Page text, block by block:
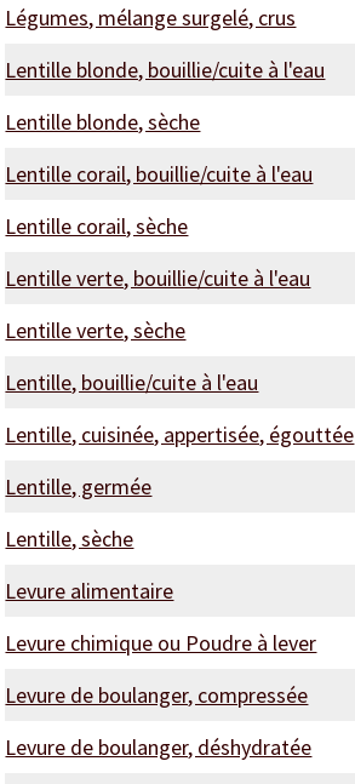
Légumes, mélange surgelé, crus
Lentille blonde, bouillie/cuite à l'eau
Lentille blonde, sèche
Lentille corail, bouillie/cuite à l'eau
Lentille corail, sèche
Lentille verte, bouillie/cuite à l'eau
Lentille verte, sèche
Lentille, bouillie/cuite à l'eau
Lentille, cuisinée, appertisée, égouttée
Lentille, germée
Lentille, sèche
Levure alimentaire
Levure chimique ou Poudre à lever
Levure de boulanger, compressée
Levure de boulanger, déshydratée